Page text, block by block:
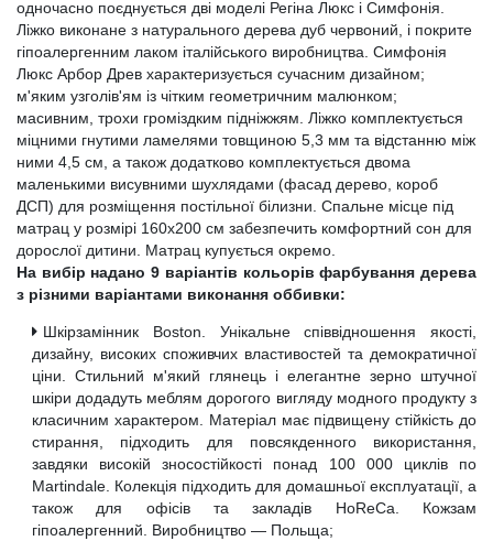
одночасно поєднується дві моделі Регіна Люкс і Симфонія.
Ліжко виконане з натурального дерева дуб червоний, і покрите
гіпоалергенним лаком італійського виробництва. Симфонія
Люкс Арбор Древ характеризується сучасним дизайном;
м'яким узголів'ям із чітким геометричним малюнком;
масивним, трохи громіздким підніжжям. Ліжко комплектується
міцними гнутими ламелями товщиною 5,3 мм та відстанню між
ними 4,5 см, а також додатково комплектується двома
маленькими висувними шухлядами (фасад дерево, короб
ДСП) для розміщення постільної білизни. Спальне місце під
матрац у розмірі 160х200 см забезпечить комфортний сон для
дорослої дитини. Матрац купується окремо.
На вибір надано 9 варіантів кольорів фарбування дерева
з різними варіантами виконання оббивки:
Шкірзамінник Boston. Унікальне співвідношення якості,
дизайну, високих споживчих властивостей та демократичної
ціни. Стильний м'який глянець і елегантне зерно штучної
шкіри додадуть меблям дорогого вигляду модного продукту з
класичним характером. Матеріал має підвищену стійкість до
стирання, підходить для повсякденного використання,
завдяки високій зносостійкості понад 100 000 циклів по
Martindale. Колекція підходить для домашньої експлуатації, а
також для офісів та закладів HoReCa. Кожзам
гіпоалергенний. Виробництво — Польща;